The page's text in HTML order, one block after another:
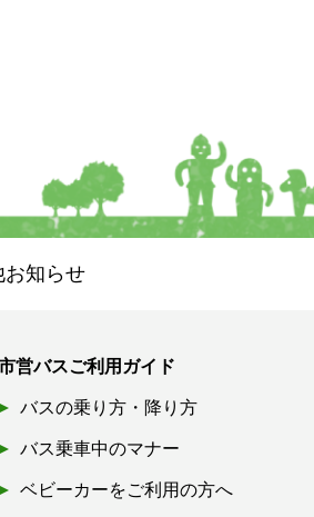
お知らせ
営バスご利用ガイド
バスの乗り方・降り方
バス乗車中のマナー
ベビーカーをご利用の方へ